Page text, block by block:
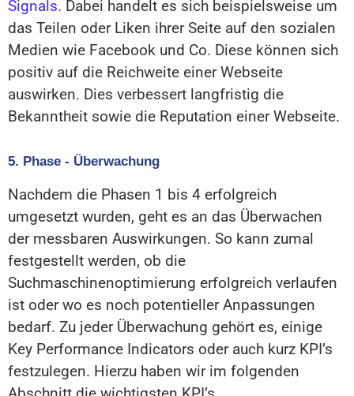
Signals. Dabei handelt es sich beispielsweise um
das Teilen oder Liken ihrer Seite auf den sozialen
Medien wie Facebook und Co. Diese können sich
positiv auf die Reichweite einer Webseite
auswirken. Dies verbessert langfristig die
Bekanntheit sowie die Reputation einer Webseite.
5. Phase - Überwachung
Nachdem die Phasen 1 bis 4 erfolgreich
umgesetzt wurden, geht es an das Überwachen
der messbaren Auswirkungen. So kann zumal
festgestellt werden, ob die
Suchmaschinenoptimierung erfolgreich verlaufen
ist oder wo es noch potentieller Anpassungen
bedarf. Zu jeder Überwachung gehört es, einige
Key Performance Indicators oder auch kurz KPI’s
festzulegen. Hierzu haben wir im folgenden